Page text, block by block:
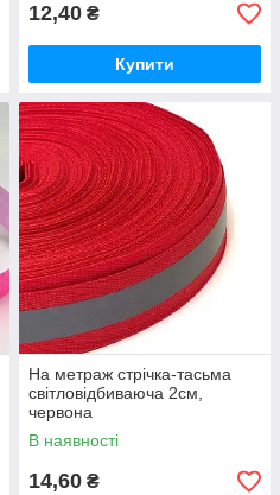
12,40 ₴
Купити
На метраж стрічка-тасьма
світловідбиваюча 2см,
червона
В наявності
14,60 ₴